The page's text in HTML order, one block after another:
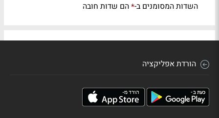
השדות המסומנים ב-*הם שדות חובה
הורדת אפליקציה